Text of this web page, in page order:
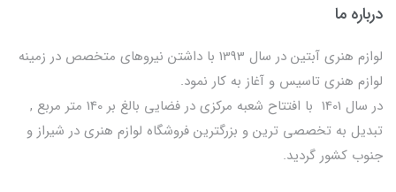
درباره ما
لوازم هنری آبتین در سال 1393 با داشتن نیروهای متخصص در زمینه
لوازم هنری تاسیس و آغاز به کار نمود.
در سال 1401 با افتتاح شعبه مرکزی در فضایی بالغ بر 140 متر مربع ,
تبدیل به تخصصی ترین و بزرگترین فروشگاه لوازم هنری در شیراز و
جنوب کشور گردید.